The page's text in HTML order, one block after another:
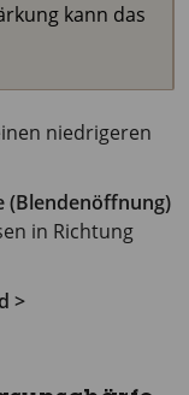
kann das
niedrigeren
(Blendenöffnung)
in Richtung
>